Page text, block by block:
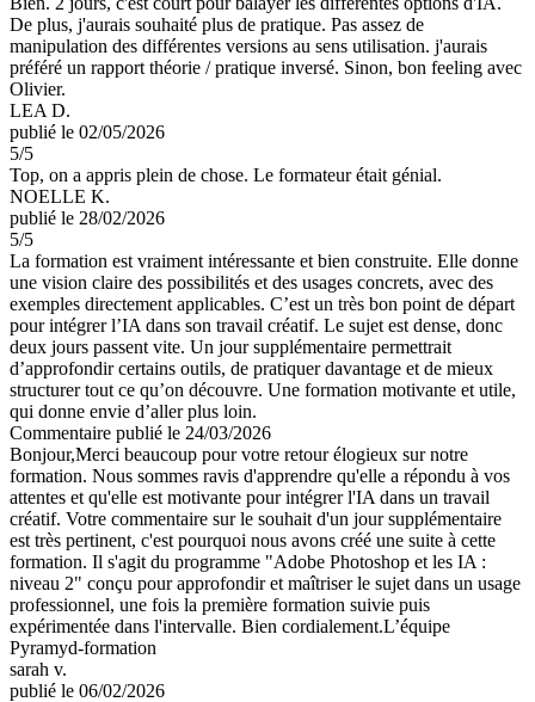
De plus, j'aurais souhaité plus de pratique. Pas assez de
manipulation des différentes versions au sens utilisation. j'aurais
préféré un rapport théorie / pratique inversé. Sinon, bon feeling avec
Olivier.
LEA D.
publié le 02/05/2026
5/5
Top, on a appris plein de chose. Le formateur était génial.
NOELLE K.
publié le 28/02/2026
5/5
La formation est vraiment intéressante et bien construite. Elle donne
une vision claire des possibilités et des usages concrets, avec des
exemples directement applicables. C’est un très bon point de départ
pour intégrer l’IA dans son travail créatif. Le sujet est dense, donc
deux jours passent vite. Un jour supplémentaire permettrait
d’approfondir certains outils, de pratiquer davantage et de mieux
structurer tout ce qu’on découvre. Une formation motivante et utile,
qui donne envie d’aller plus loin.
Commentaire publié le 24/03/2026
Bonjour,Merci beaucoup pour votre retour élogieux sur notre
formation. Nous sommes ravis d'apprendre qu'elle a répondu à vos
attentes et qu'elle est motivante pour intégrer l'IA dans un travail
créatif. Votre commentaire sur le souhait d'un jour supplémentaire
est très pertinent, c'est pourquoi nous avons créé une suite à cette
formation. Il s'agit du programme "Adobe Photoshop et les IA :
niveau 2" conçu pour approfondir et maîtriser le sujet dans un usage
professionnel, une fois la première formation suivie puis
expérimentée dans l'intervalle. Bien cordialement.L’équipe
Pyramyd-formation
sarah v.
publié le 06/02/2026